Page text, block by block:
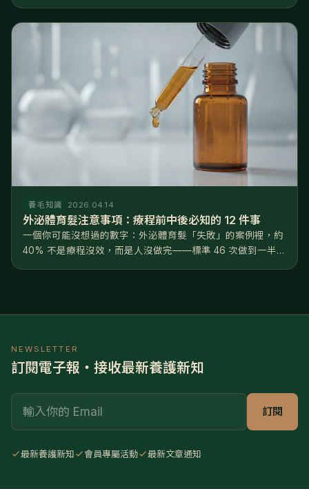
天...
養毛知識 2026.04.14
外泌體育髮注意事項：療程前中後必知的 12 件事
一個你可能沒想過的數字：外泌體育髮「失敗」的案例裡，約
40% 不是療程沒效，而是人沒做完——標準 46 次做到一半就
NEWSLETTER
訂閱電子報・接收最新養護新知
訂閱
最新養護新知 會員專屬活動 最新文章通知